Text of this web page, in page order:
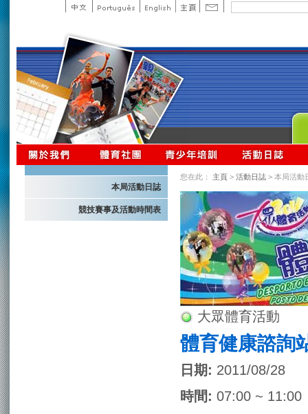
本局活動日誌
競技賽事及活動時間表
您在此： 主頁 > 活動日誌 > 本局活動
大眾體育活動
體育健康諮詢
日期: 2011/08/28
時間: 07:00 ~ 11:00